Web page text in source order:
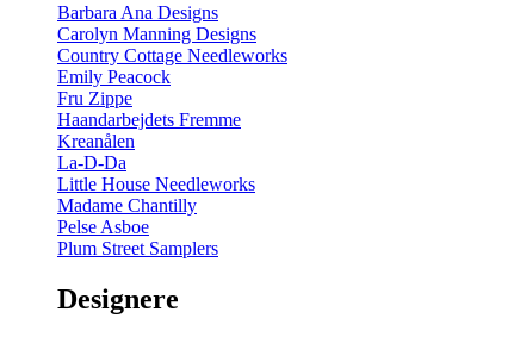
Barbara Ana Designs
Carolyn Manning Designs
Country Cottage Needleworks
Emily Peacock
Fru Zippe
Haandarbejdets Fremme
Kreanålen
La-D-Da
Little House Needleworks
Madame Chantilly
Pelse Asboe
Plum Street Samplers
Designere